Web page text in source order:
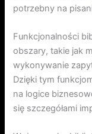
potrzebny na
Funkcjonalności
obszary, takie jak
wykonywanie
Dzięki tym
na logice
się szczegółami